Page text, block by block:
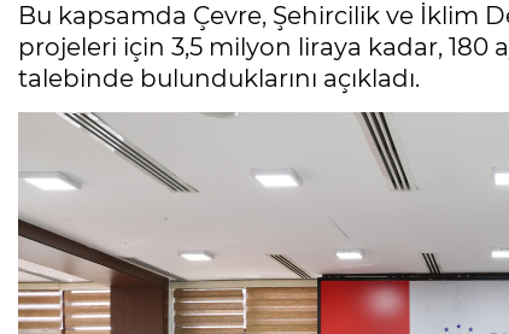
Bu kapsamda Çevre, Şehircilik ve İklim
projeleri için 3,5 milyon liraya kadar, 180
talebinde bulunduklarını açıkladı.